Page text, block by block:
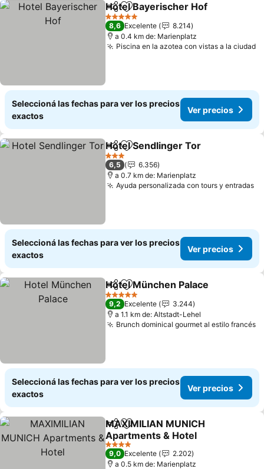
CompartirAñadir a favoritos
Hotel Bayerischer Hof
5 Estrellas
8,6 Excelente
8.214
a 0.4 km de: Marienplatz
Piscina en la azotea con vistas a la ciudad
Seleccioná las fechas para ver los precios
exactos
Ver precios
CompartirAñadir a favoritos
Hotel Sendlinger Tor
3 Estrellas
6,5
6.356
a 0.7 km de: Marienplatz
Ayuda personalizada con tours y entradas
Seleccioná las fechas para ver los precios
exactos
Ver precios
CompartirAñadir a favoritos
Hotel München Palace
5 Estrellas
9,2 Excelente
3.244
a 1.1 km de: Altstadt-Lehel
Brunch dominical gourmet al estilo francés
Seleccioná las fechas para ver los precios
exactos
Ver precios
CompartirAñadir a favoritos
MAXIMILIAN MUNICH
Apartments & Hotel
4 Estrellas
9,0 Excelente
2.202
a 0.5 km de: Marienplatz